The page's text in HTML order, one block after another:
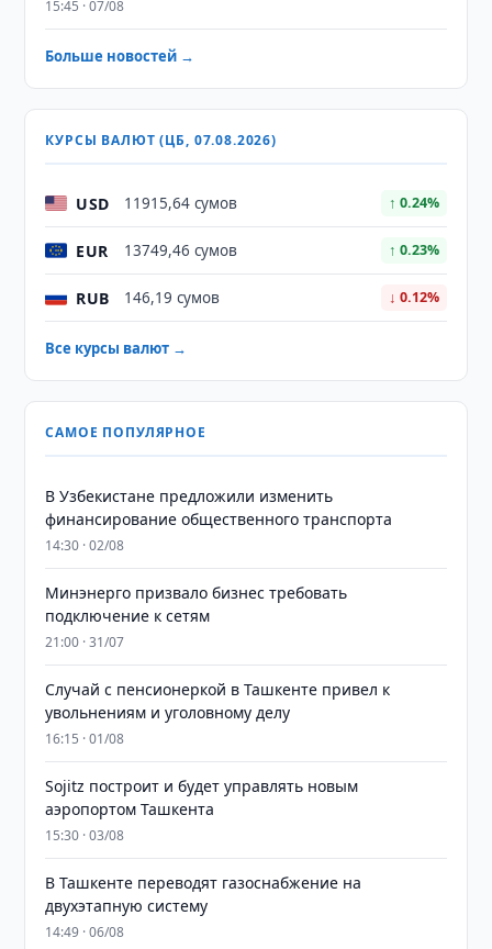
15:45 · 07/08
Больше новостей →
КУРСЫ ВАЛЮТ (ЦБ, 07.08.2026)
USD 11915,64 сумов ↑ 0.24%
EUR 13749,46 сумов ↑ 0.23%
RUB 146,19 сумов ↓ 0.12%
Все курсы валют →
САМОЕ ПОПУЛЯРНОЕ
В Узбекистане предложили изменить
финансирование общественного транспорта
14:30 · 02/08
Минэнерго призвало бизнес требовать
подключение к сетям
21:00 · 31/07
Случай с пенсионеркой в Ташкенте привел к
увольнениям и уголовному делу
16:15 · 01/08
Sojitz построит и будет управлять новым
аэропортом Ташкента
15:30 · 03/08
В Ташкенте переводят газоснабжение на
двухэтапную систему
14:49 · 06/08